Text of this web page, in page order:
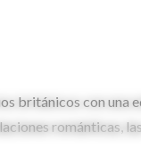
británicos con una
románticas,